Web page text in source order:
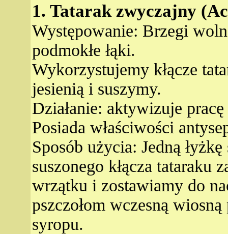
1. Tatarak zwyczajny
Występowanie: Brzegi
podmokłe łąki.
Wykorzystujemy kłącze
jesienią i suszymy.
Działanie: aktywizuje
Posiada właściwości
Sposób użycia: Jedną
suszonego kłącza tataraku
wrzątku i zostawiamy do
pszczołom wczesną
syropu.